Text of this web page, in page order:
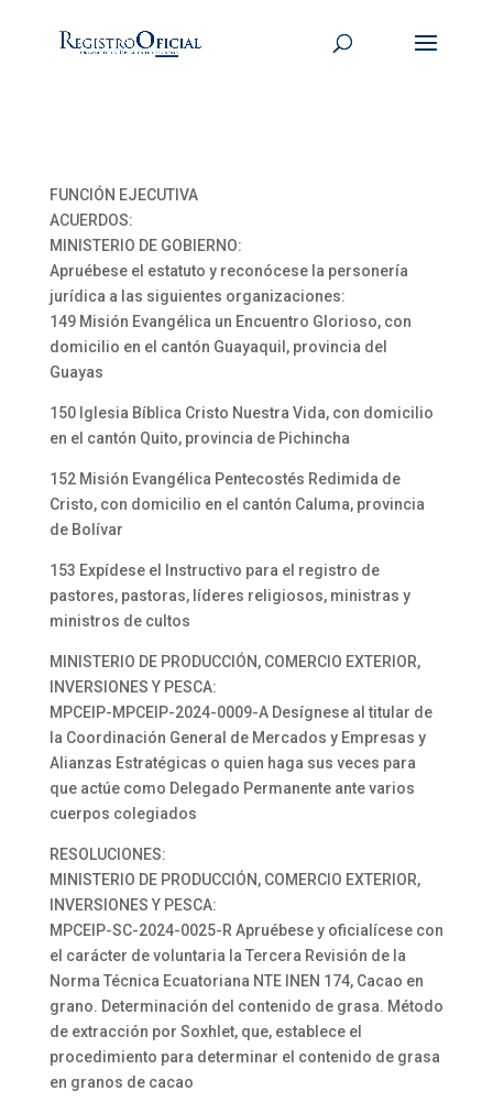
FUNCIÓN EJECUTIVA
ACUERDOS:
MINISTERIO DE GOBIERNO:
Apruébese el estatuto y reconócese la personería
jurídica a las siguientes organizaciones:
149 Misión Evangélica un Encuentro Glorioso, con
domicilio en el cantón Guayaquil, provincia del
Guayas
150 Iglesia Bíblica Cristo Nuestra Vida, con domicilio
en el cantón Quito, provincia de Pichincha
152 Misión Evangélica Pentecostés Redimida de
Cristo, con domicilio en el cantón Caluma, provincia
de Bolívar
153 Expídese el Instructivo para el registro de
pastores, pastoras, líderes religiosos, ministras y
ministros de cultos
MINISTERIO DE PRODUCCIÓN, COMERCIO EXTERIOR,
INVERSIONES Y PESCA:
MPCEIP-MPCEIP-2024-0009-A Desígnese al titular de
la Coordinación General de Mercados y Empresas y
Alianzas Estratégicas o quien haga sus veces para
que actúe como Delegado Permanente ante varios
cuerpos colegiados
RESOLUCIONES:
MINISTERIO DE PRODUCCIÓN, COMERCIO EXTERIOR,
INVERSIONES Y PESCA:
MPCEIP-SC-2024-0025-R Apruébese y oficialícese con
el carácter de voluntaria la Tercera Revisión de la
Norma Técnica Ecuatoriana NTE INEN 174, Cacao en
grano. Determinación del contenido de grasa. Método
de extracción por Soxhlet, que, establece el
procedimiento para determinar el contenido de grasa
en granos de cacao